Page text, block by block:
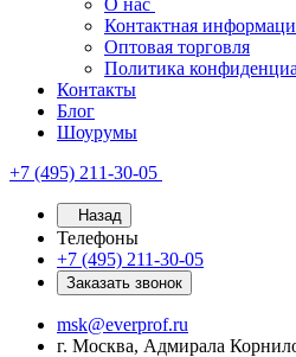
О нас
Контактная
Оптовая торговля
Политика
Контакты
Блог
Шоурумы
+7 (495) 211-30-05
Назад
Телефоны
+7 (495) 211-30-05
Заказать звонок
msk@everprof.ru
г. Москва, Адмирала